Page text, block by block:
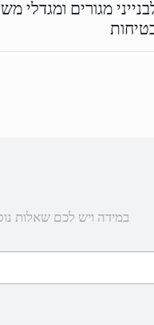
מגורים ומגדלי
במידה ויש לכם שאלות